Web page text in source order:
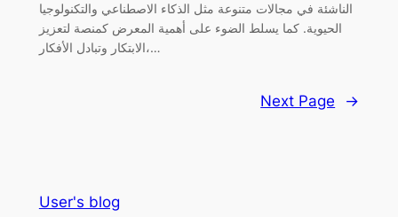
الناشئة في مجالات متنوعة مثل الذكاء الاصطناعي والتكنولوجيا
الحيوية. كما يسلط الضوء على أهمية المعرض كمنصة لتعزيز
الابتكار وتبادل الأفكار،…
Next Page →
User's blog